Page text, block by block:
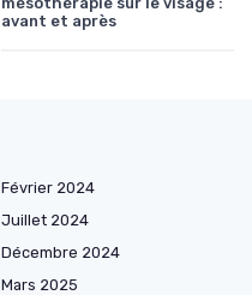
avant et après
Février 2024
Juillet 2024
Décembre 2024
Mars 2025